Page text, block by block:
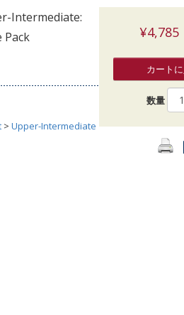
Intermediate:
Pack
> Upper-Intermediate
¥4,785
カート
数量